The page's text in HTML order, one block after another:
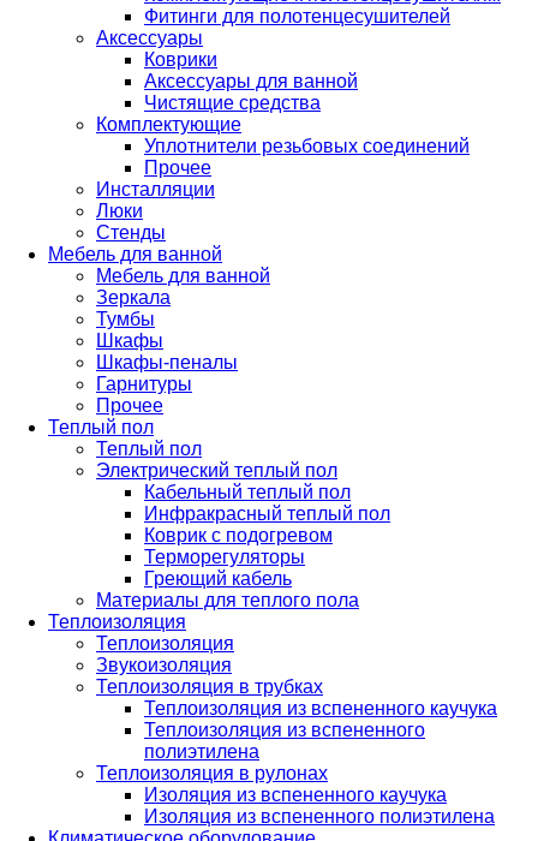
Фитинги для полотенцесушителей
Аксессуары
Коврики
Аксессуары для ванной
Чистящие средства
Комплектующие
Уплотнители резьбовых соединений
Прочее
Инсталляции
Люки
Стенды
Мебель для ванной
Мебель для ванной
Зеркала
Тумбы
Шкафы
Шкафы-пеналы
Гарнитуры
Прочее
Теплый пол
Теплый пол
Электрический теплый пол
Кабельный теплый пол
Инфракрасный теплый пол
Коврик с подогревом
Терморегуляторы
Греющий кабель
Материалы для теплого пола
Теплоизоляция
Теплоизоляция
Звукоизоляция
Теплоизоляция в трубках
Теплоизоляция из вспененного каучука
Теплоизоляция из вспененного
полиэтилена
Теплоизоляция в рулонах
Изоляция из вспененного каучука
Изоляция из вспененного полиэтилена